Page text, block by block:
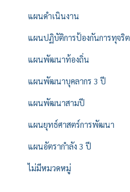
แผนดำเนินงาน
แผนปฏิบัติการป้องกันการทุจริต
แผนพัฒนาท้องถิ่น
แผนพัฒนาบุคลากร 3 ปี
แผนพัฒนาสามปี
แผนยุทธ์ศาสตร์การพัฒนา
แผนอัตรากำลัง 3 ปี
ไม่มีหมวดหมู่